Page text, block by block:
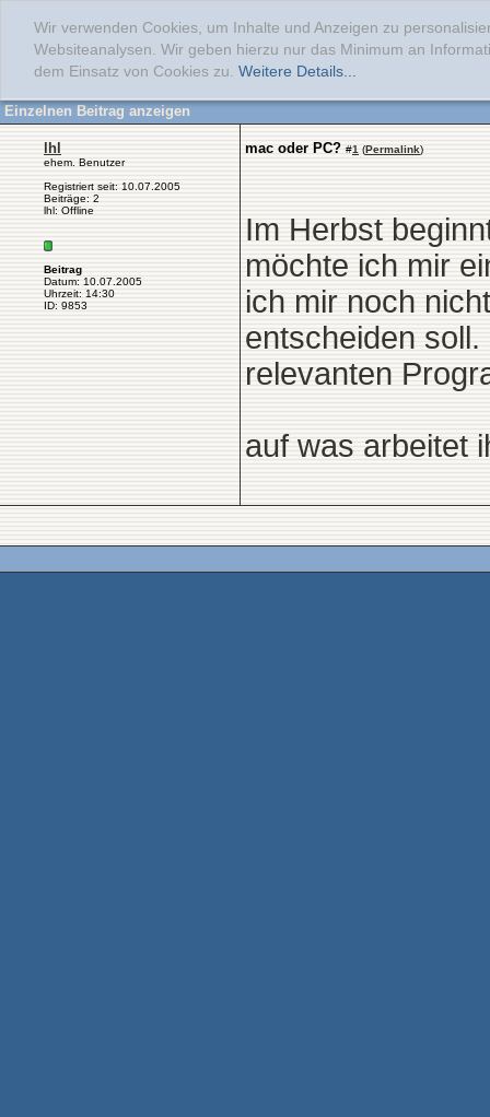
Wir verwenden Cookies, um Inhalte und Anzeigen zu
Websiteanalysen. Wir geben hierzu nur das Minimum an
dem Einsatz von Cookies zu. Weitere Details...
Einzelnen Beitrag anzeigen
lhl
ehem. Benutzer
Registriert seit: 10.07.2005
Beiträge: 2
lhl: Offline
Beitrag
Datum: 10.07.2005
Uhrzeit: 14:30
ID: 9853
mac oder PC? #1 (Permalink)
Im Herbst
möchte ich mir
ich mir noch
entscheiden
relevanten
auf was arbeitet